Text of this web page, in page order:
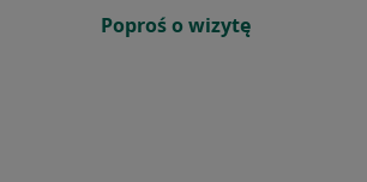
Poproś o wizytę